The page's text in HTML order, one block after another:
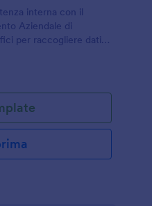
interna con il
Aziendale di
per raccogliere dati,